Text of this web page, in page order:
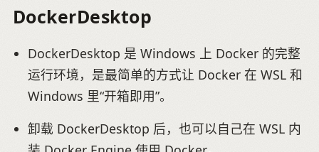
DockerDesktop
DockerDesktop 是 Windows 上 Docker 的完整
运行环境，是最简单的方式让 Docker 在 WSL 和
Windows 里“开箱即用”。
卸载 DockerDesktop 后，也可以自己在 WSL 内